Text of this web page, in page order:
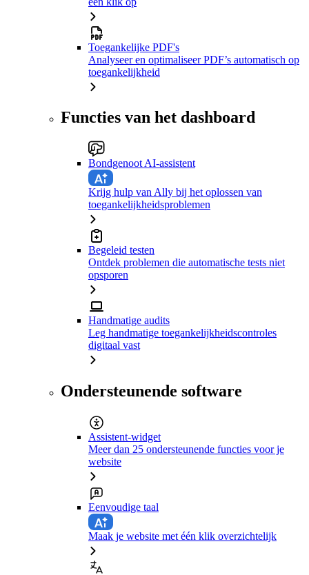
Toegankelijke PDF's
Analyseer en optimaliseer PDF’s automatisch op
toegankelijkheid
Functies van het dashboard
Bondgenoot AI-assistent
Krijg hulp van Ally bij het oplossen van
toegankelijkheidsproblemen
Begeleid testen
Ontdek problemen die automatische tests niet
opsporen
Handmatige audits
Leg handmatige toegankelijkheidscontroles
digitaal vast
Ondersteunende software
Assistent-widget
Meer dan 25 ondersteunende functies voor je
website
Eenvoudige taal
Maak je website met één klik overzichtelijk